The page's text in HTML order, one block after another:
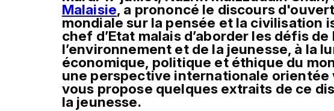
Malaisie, a prononcé le discours
mondiale sur la pensée et la civilisation
chef d’Etat malais d’aborder les défis
l’environnement et de la jeunesse, à la
économique, politique et éthique du
une perspective internationale orientée
vous propose quelques extraits de ce
la jeunesse.